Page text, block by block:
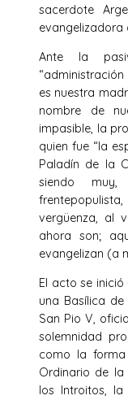
sacerdote
evangelizadora
Ante la
es nuestra
nombre de
impasible, la
quien fue “la
Paladín de la
siendo
vergüenza, al
ahora son;
evangelizan (a
El acto se
una Basílica
San Pio V,
solemnidad
como la
Ordinario de la
los Introitos, la